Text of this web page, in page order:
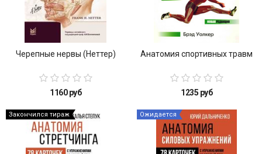
Черепные нервы (Неттер)
1160 руб
Анатомия спортивных травм
1235 руб
Закончился тираж Ожидается